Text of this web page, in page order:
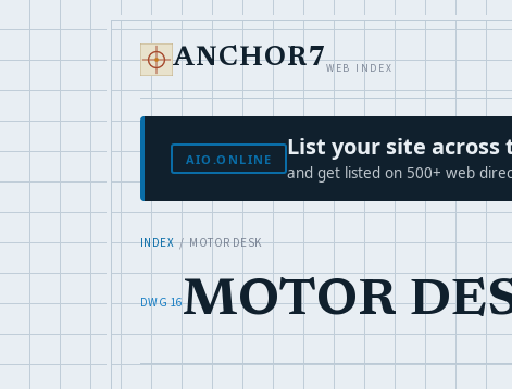
ANCHOR7WEB INDEX
AIO.ONLINE List your site
and get listed on 500+ web
INDEX/ MOTOR DESK
DWG 16MOTOR